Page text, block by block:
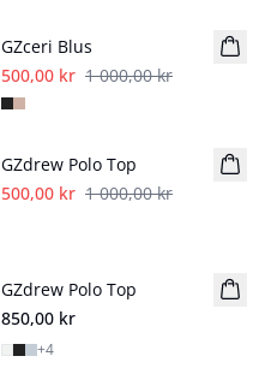
GZceri Blus
500,00 kr 1 000,00 kr
- 50%
GZdrew Polo Top
500,00 kr 1 000,00 kr
GZdrew Polo Top
850,00 kr
+4
- 50%